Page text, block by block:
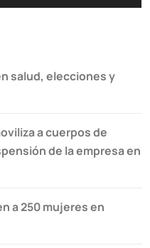
salud, elecciones y
a cuerpos de
de la empresa en
a 250 mujeres en